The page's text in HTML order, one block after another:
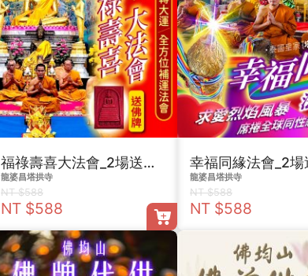
福祿壽喜大法會_2場送福祿壽喜佛牌
龍婆昌塔拱寺
NT $588
NT $588
龍婆昌塔拱寺
NT $588
NT $588